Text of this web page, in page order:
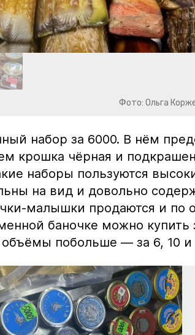
Фото: Ольга
набор за 6000. В нём
крошка чёрная и
наборы пользуются
на вид и довольно
малышки продаются и по
баночке можно купить
побольше — за 6, 10 и